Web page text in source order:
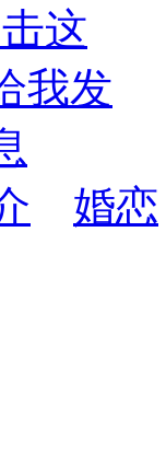
婚恋